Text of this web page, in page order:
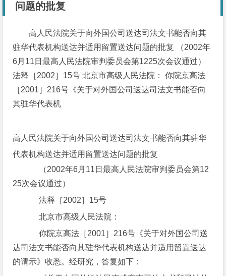
问题的批复
高人民法院关于向外国公司送达司法文书能否向其
驻华代表机构送达并适用留置送达问题的批复 （2002年
6月11日最高人民法院审判委员会第1225次会议通过）
法释［2002］15号 北京市高级人民法院： 你院京高法
［2001］216号《关于对外国公司送达司法文书能否向
其驻华代表机
高人民法院关于向外国公司送达司法文书能否向其驻华
代表机构送达并适用留置送达问题的批复
（2002年6月11日最高人民法院审判委员会第12
25次会议通过）
法释［2002］15号
北京市高级人民法院：
你院京高法［2001］216号《关于对外国公司送
达司法文书能否向其驻华代表机构送达并适用留置送达
的请示》收悉。经研究，答复如下：